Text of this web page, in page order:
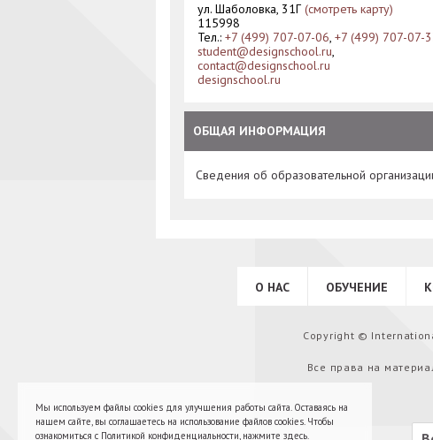
ул. Шаболовка, 31Г (смотреть карту)
115998
Тел.: +7 (499) 707-07-06, +7 (499) 707-07-
student@designschool.ru,
contact@designschool.ru
designschool.ru
ОБЩАЯ ИНФОРМАЦИЯ
Сведения об образовательной
О НАС ОБУЧЕНИЕ
Copyright ©
Все права на
Мы используем файлы cookies для улучшения работы сайта. Оставаясь на
нашем сайте, вы соглашаетесь на использование файлов cookies. Чтобы
ознакомиться с Политикой конфиденциальности, нажмите здесь.